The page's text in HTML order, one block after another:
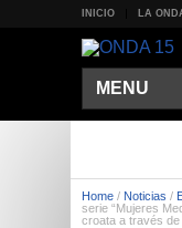
INICIO LA
MENU
Home / Noticias /
serie “Mujeres
croata a través